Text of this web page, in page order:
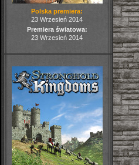
Polska premiera:
23 Wrzesień 2014
Premiera światowa:
23 Wrzesień 2014